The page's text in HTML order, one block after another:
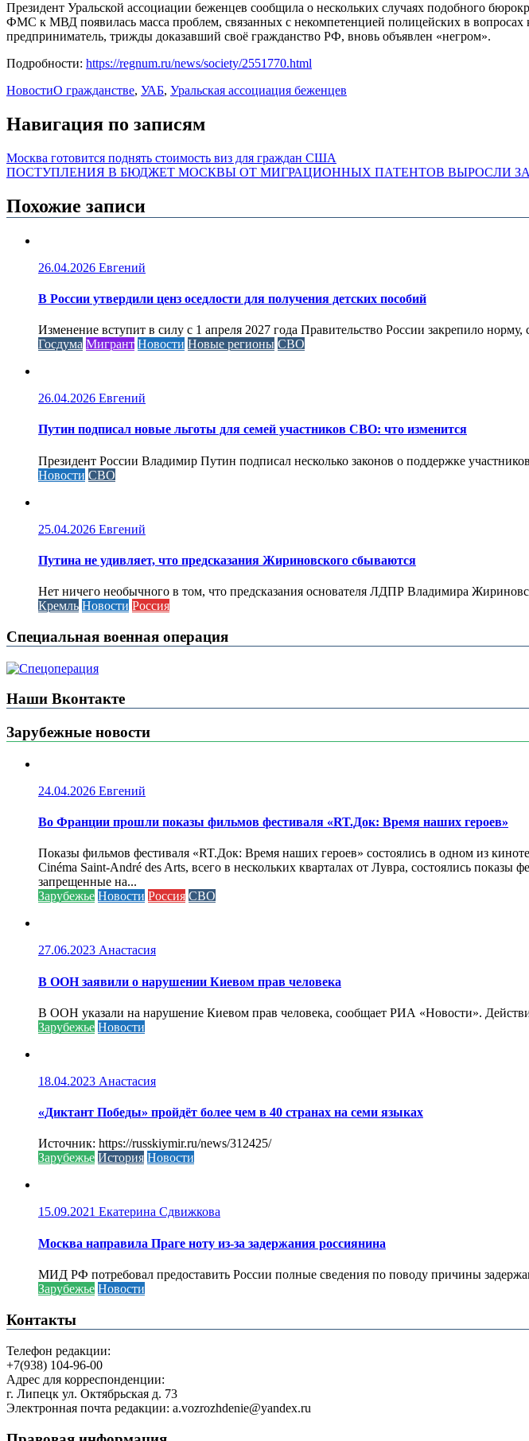
Президент Уральской ассоциации беженцев сообщила о нескольких случаях подобного
ФМС к МВД появилась масса проблем, связанных с некомпетенцией полицейских в вопросах
предприниматель, трижды доказавший своё гражданство РФ, вновь объявлен «негром».
Подробности: https://regnum.ru/news/society/2551770.html
НовостиО гражданстве, УАБ, Уральская ассоциация беженцев
Навигация по записям
Москва готовится поднять стоимость виз для граждан США
ПОСТУПЛЕНИЯ В БЮДЖЕТ МОСКВЫ ОТ МИГРАЦИОННЫХ ПАТЕНТОВ ВЫРОСЛИ ЗА
Похожие записи
26.04.2026 Евгений
В России утвердили ценз оседлости для получения детских пособий
Изменение вступит в силу с 1 апреля 2027 года Правительство России закрепило норму,
Госдума Мигрант Новости Новые регионы СВО
26.04.2026 Евгений
Путин подписал новые льготы для семей участников СВО: что изменится
Президент России Владимир Путин подписал несколько законов о поддержке
Новости СВО
25.04.2026 Евгений
Путина не удивляет, что предсказания Жириновского сбываются
Нет ничего необычного в том, что предсказания основателя ЛДПР Владимира
Кремль Новости Россия
Специальная военная операция
Наши Вконтакте
Зарубежные новости
24.04.2026 Евгений
Во Франции прошли показы фильмов фестиваля «RT.Док: Время наших героев»
Показы фильмов фестиваля «RT.Док: Время наших героев» состоялись в одном из
Cinéma Saint-André des Arts, всего в нескольких кварталах от Лувра, состоялись
запрещенные на...
Зарубежье Новости Россия СВО
27.06.2023 Анастасия
В ООН заявили о нарушении Киевом прав человека
В ООН указали на нарушение Киевом прав человека, сообщает РИА «Новости».
Зарубежье Новости
18.04.2023 Анастасия
«Диктант Победы» пройдёт более чем в 40 странах на семи языках
Источник: https://russkiymir.ru/news/312425/
Зарубежье История Новости
15.09.2021 Екатерина Сдвижкова
Москва направила Праге ноту из-за задержания россиянина
МИД РФ потребовал предоставить России полные сведения по поводу причины
Зарубежье Новости
Контакты
Телефон редакции:
+7(938) 104-96-00
Адрес для корреспонденции:
г. Липецк ул. Октябрьская д. 73
Электронная почта редакции: a.vozrozhdenie@yandex.ru